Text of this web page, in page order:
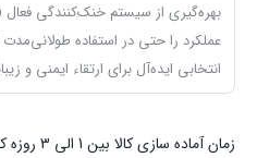
بهره‌گیری از سیستم خنک‌کنندگی فعال
انتخابی ایده‌آل برای ارتقاء ایمنی
زمان آماده سازی کالا بین 1 الی 3 روزه کاری